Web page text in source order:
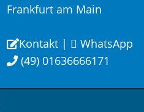
Frankfurt am Main
Kontakt |
WhatsApp
(49) 01636666171